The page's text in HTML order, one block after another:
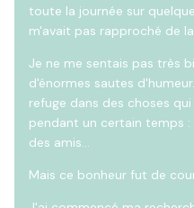
toute la journée sur
m'avait pas rapproché de
Je ne me sentais pas très
d'énormes sautes
refuge dans des choses
pendant un certain temps :
des amis…
Mais ce bonheur fut de